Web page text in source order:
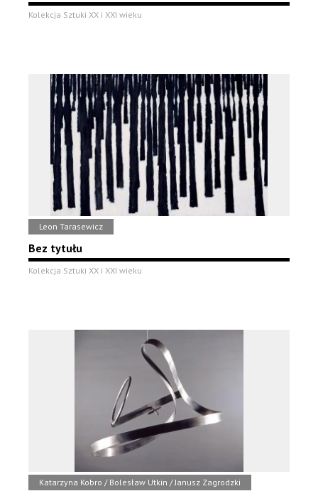
Kolekcja Sztuki XX i XXI wieku
Leon Tarasewicz
Bez tytułu
Kolekcja Sztuki XX i XXI wieku
Katarzyna Kobro / Bolesław Utkin / Janusz Zagrodzki